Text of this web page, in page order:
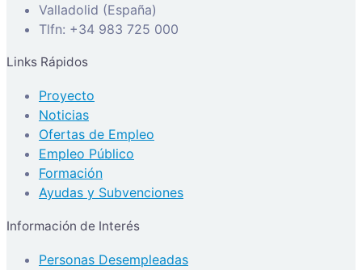
Valladolid (España)
Tlfn: +34 983 725 000
Links Rápidos
Proyecto
Noticias
Ofertas de Empleo
Empleo Público
Formación
Ayudas y Subvenciones
Información de Interés
Personas Desempleadas